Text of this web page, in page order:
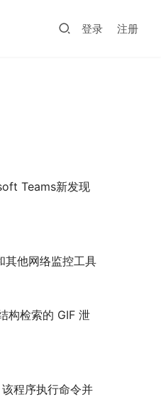
登录 注册
Teams新发现
其他网络监控工具
构检索的 GIF 泄
该程序执行命令并